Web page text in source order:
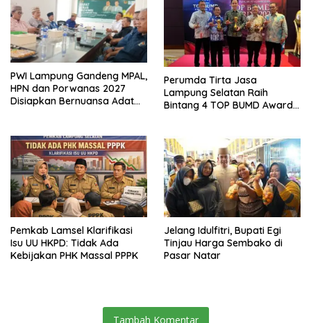
PWI Lampung Gandeng MPAL,
HPN dan Porwanas 2027
Disiapkan Bernuansa Adat
Perumda Tirta Jasa
Lampung Selatan Raih
Bintang 4 TOP BUMD Awards
Pemkab Lamsel Klarifikasi
Isu UU HKPD: Tidak Ada
Kebijakan PHK Massal PPPK
Jelang Idulfitri, Bupati Egi
Tinjau Harga Sembako di
Pasar Natar
Tambah Komentar